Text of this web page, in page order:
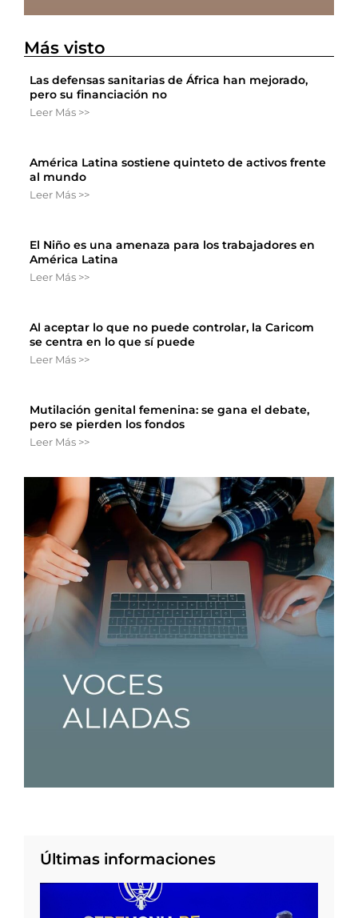
Más visto
Las defensas sanitarias de África han mejorado,
pero su financiación no
Leer Más >>
América Latina sostiene quinteto de activos frente
al mundo
Leer Más >>
El Niño es una amenaza para los trabajadores en
América Latina
Leer Más >>
Al aceptar lo que no puede controlar, la Caricom
se centra en lo que sí puede
Leer Más >>
Mutilación genital femenina: se gana el debate,
pero se pierden los fondos
Leer Más >>
Últimas informaciones